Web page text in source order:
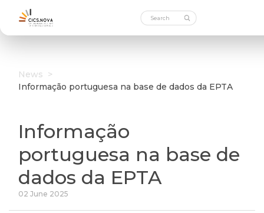
News >
Informação portuguesa na base de dados da EPTA
Informação
portuguesa na base de
dados da EPTA
02 June 2025